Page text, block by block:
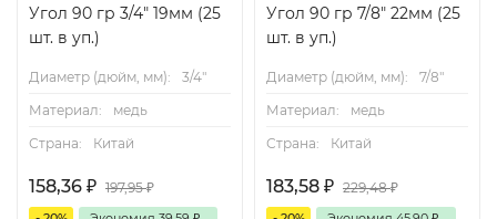
Угол 90 гр 3/4" 19мм (25
шт. в уп.)
Диаметр (дюйм, мм):
3/4"
Материал:
медь
Страна:
Китай
158,36 ₽ 197,95₽
Угол 90 гр 7/8" 22мм (25
шт. в уп.)
Диаметр (дюйм, мм):
7/8"
Материал:
медь
Страна:
Китай
183,58 ₽ 229,48₽